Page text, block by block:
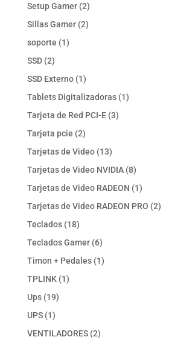
Setup Gamer 22
productos
Sillas Gamer 22
soporte 11
SSD 22
productos
SSD Externo 11
producto
Tablets Digitalizadoras 11
Tarjeta de Red PCI-E 33
Tarjeta pcie 22
productos
Tarjetas de Video 1313
productos
Tarjetas de Video NVIDIA 88
productos
Tarjetas de Video RADEON 11
producto
Tarjetas de Video RADEON PRO 22
Teclados 1818
productos
Teclados Gamer 66
productos
Timon + Pedales 11
TPLINK 11
Ups 1919
UPS 11
producto
VENTILADORES 22